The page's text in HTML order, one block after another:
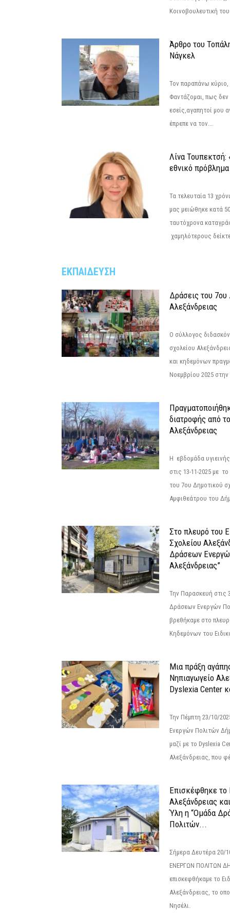
Κοινοβουλευτική
Άρθρο του
Νάγκελ
Τον παραπάνω
Φαντάζομαι, πως δεν
εσείς,αγαπητοί μου
έπρεπε να τον...
Λίνα Τουπεκτσή:
εθνικό πρόβλημα
Τα τελευταία 13
μας μειώθηκε κατά
ταυτόχρονα
χαμηλότερους
ΕΚΠΑΙΔΕΥΣΗ
Δράσεις του 7ου
Αλεξάνδρειας
Ο σύλλογος
σχολείου
και κηδεμόνων
Νοεμβρίου 2025
διατροφής από
Αλεξάνδρειας
Η εβδομάδα
στις 13-11-2025 με
του 7ου Δημοτικού
Αμφιθεάτρου του
Στο πλευρό του
Σχολείου
Δράσεων
Αλεξάνδρειας”
Την Παρασκευή
Δράσεων Ενεργών
βρεθήκαμε στο
Κηδεμόνων του
Μια πράξη
Νηπιαγωγείο
Dyslexia Center
Την Πέμπτη 23/10/
Ενεργών Πολιτών
μαζί με το Dyslexia
Αλεξάνδρειας, που
Επισκέφθηκε το
Αλεξάνδρειας
Ύλη η “Ομάδα
Πολιτών...
Σήμερα Δευτέρα
ΕΝΕΡΓΩΝ ΠΟΛΙΤΩΝ
επισκεφθήκαμε το
Αλεξάνδρειας, το
Νησέλι.